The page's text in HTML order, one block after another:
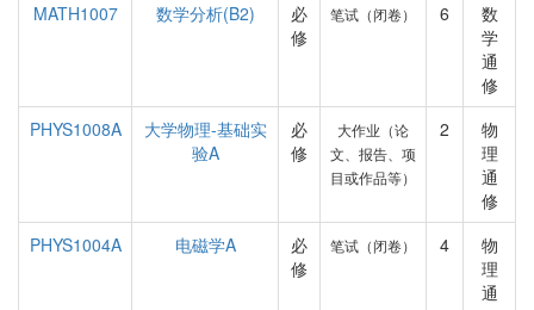
MATH1007
数学分析(B2)
必
修
笔试（闭卷） 6
数
学
通
修
PHYS1008A
大学物理-基础实
验A
必
修
大作业（论
文、报告、项
目或作品等）
2
物
理
通
修
PHYS1004A
电磁学A
必
修
笔试（闭卷） 4
物
理
通